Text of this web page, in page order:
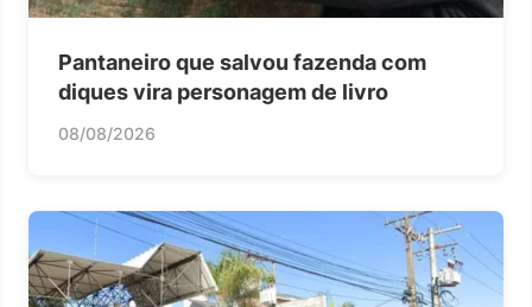
Pantaneiro que salvou fazenda com
diques vira personagem de livro
08/08/2026